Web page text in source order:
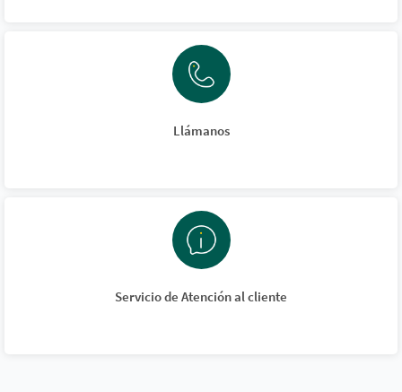
Llámanos
Servicio de Atención al cliente